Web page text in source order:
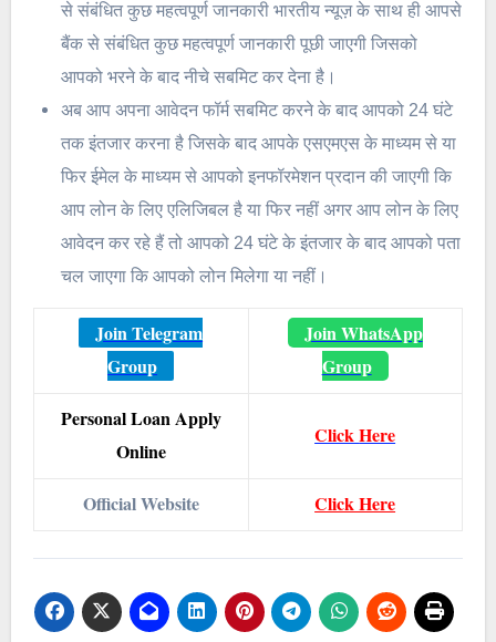
से संबंधित कुछ महत्वपूर्ण जानकारी भारतीय न्यूज़ के साथ ही आपसे
बैंक से संबंधित कुछ महत्वपूर्ण जानकारी पूछी जाएगी जिसको
आपको भरने के बाद नीचे सबमिट कर देना है।
अब आप अपना आवेदन फॉर्म सबमिट करने के बाद आपको 24 घंटे
तक इंतजार करना है जिसके बाद आपके एसएमएस के माध्यम से या
फिर ईमेल के माध्यम से आपको इनफॉरमेशन प्रदान की जाएगी कि
आप लोन के लिए एलिजिबल है या फिर नहीं अगर आप लोन के लिए
आवेदन कर रहे हैं तो आपको 24 घंटे के इंतजार के बाद आपको पता
चल जाएगा कि आपको लोन मिलेगा या नहीं।
Join Telegram
Group
Join WhatsApp
Group
Personal Loan Apply
Online
ClickHere
Official Website Click Here